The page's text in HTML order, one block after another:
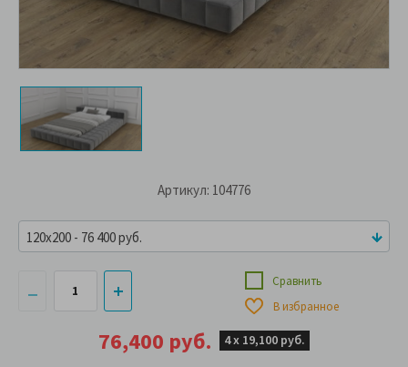
Артикул: 104776
76,400 руб. 4 х 19,100 руб.
Сравнить
В избранное
120x200 - 76 400 руб.